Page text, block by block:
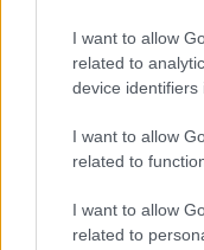
I want to allow
related to
device identifiers
I want to allow
related to
I want to allow
related to